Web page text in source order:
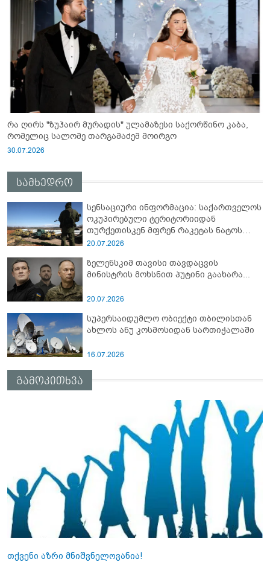
რა ღირს "ზუჰაირ მურადის" ულამაზესი საქორწინო კაბა,
რომელიც სალომე თარგამაძემ მოირგო
30.07.2026
სამხედრო
სენსაციური ინფორმაცია: საქართველოს
ოკუპირებული ტერიტორიიდან
თურქეთისკენ მფრენ რაკეტას ნატოს
სამიტი კინაღამ ჩაუშლია
20.07.2026
ზელენსკიმ თავისი თავდაცვის
მინისტრის მოხსნით პუტინი გაახარა...
20.07.2026
სუპერსაიდუმლო ობიექტი თბილისთან
ახლოს ანუ კოსმოსიდან სართიჭალაში
16.07.2026
გამოკითხვა
თქვენი აზრი მნიშვნელოვანია!